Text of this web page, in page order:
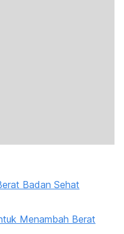
Badan Sehat
Menambah Berat